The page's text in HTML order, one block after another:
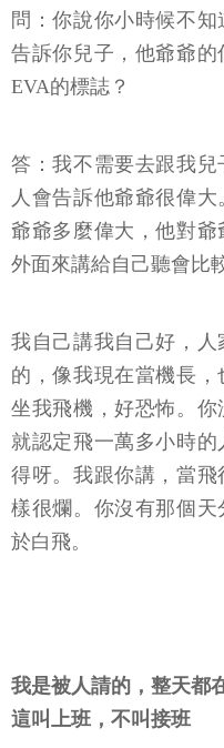
問：你說你小時候不
告訴你兒子，他爺爺的
EVA的標誌？
答：我不需要去跟我兒
人會告訴他爺爺很偉
爺爺多麼偉大，他對
外面來講給自己聽會比
我自己講我自己好，
的，像我現在當機長
坐我飛機，好恐怖。
就認定飛一萬多小時
得呀。我跟你講，當
樣很爛。你沒有那個
於白飛。
我是被人請的，整天都
這叫上班，不叫接班